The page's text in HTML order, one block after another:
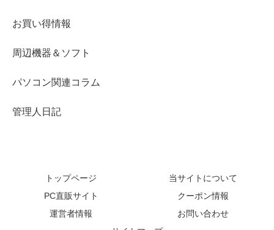
お買い得情報
周辺機器＆ソフト
パソコン関連コラム
管理人日記
トップページ
当サイトについて
PC直販サイト
クーポン情報
運営者情報
お問い合わせ